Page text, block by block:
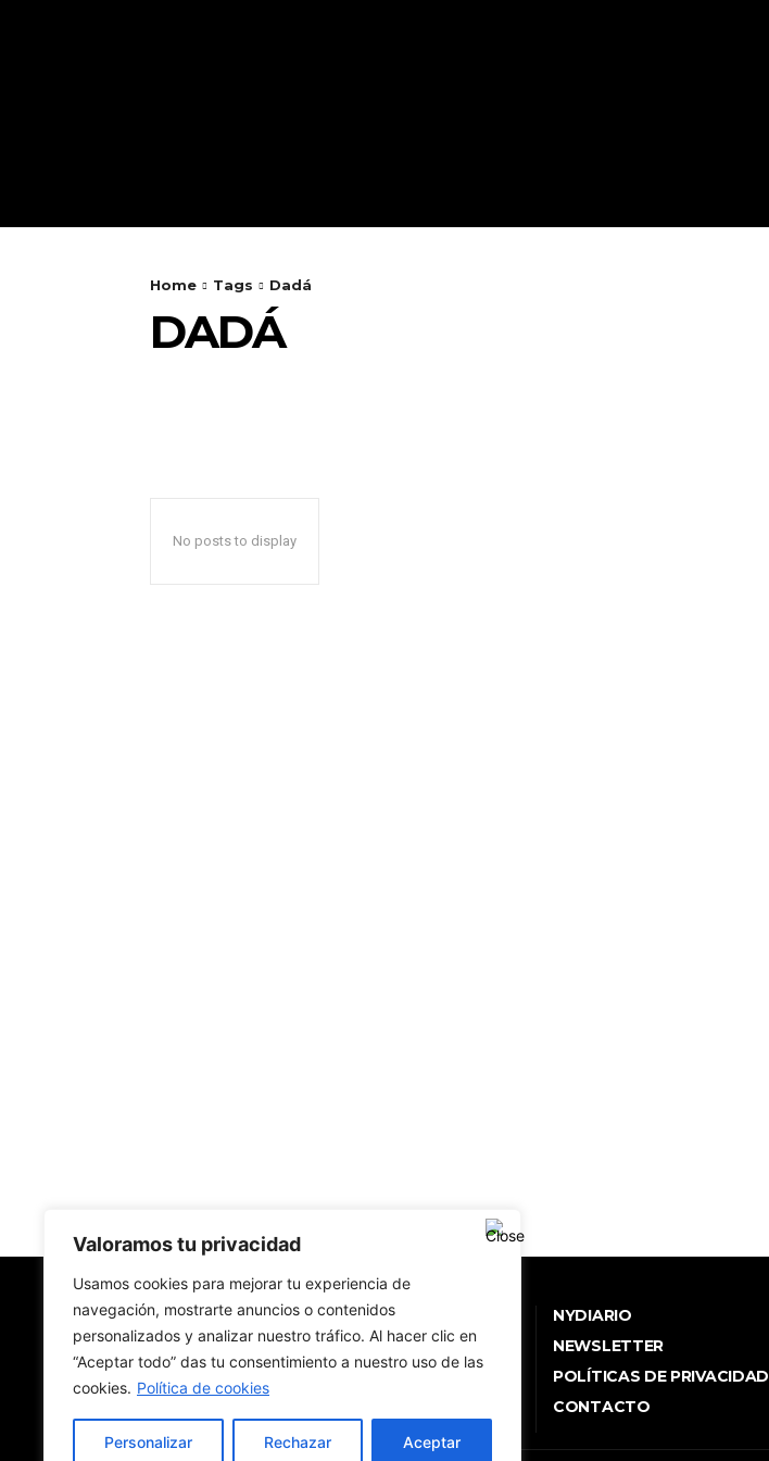
Valoramos tu privacidad
Usamos cookies para mejorar tu experiencia de
navegación, mostrarte anuncios o contenidos
personalizados y analizar nuestro tráfico. Al hacer clic en
“Aceptar todo” das tu consentimiento a nuestro uso de las
cookies. Política de cookies
Personalizar Rechazar Aceptar
Home Tags Dadá
DADÁ
No posts to display
New York Diario
Revista digital con nombre de diario de papel.
Hecha en Nueva York. En traducción. En español.
NYDIARIO
NEWSLETTER
POLÍTICAS DE PRIVACIDAD
CONTACTO